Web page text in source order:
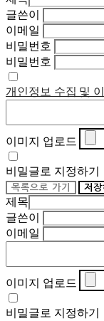
글쓴이
이메일
비밀번호
비밀번호
개인정보 수집 및
이미지 업로드
비밀글로 지정하기
목록으로 가기 저장
제목
글쓴이
이메일
이미지 업로드
비밀글로 지정하기